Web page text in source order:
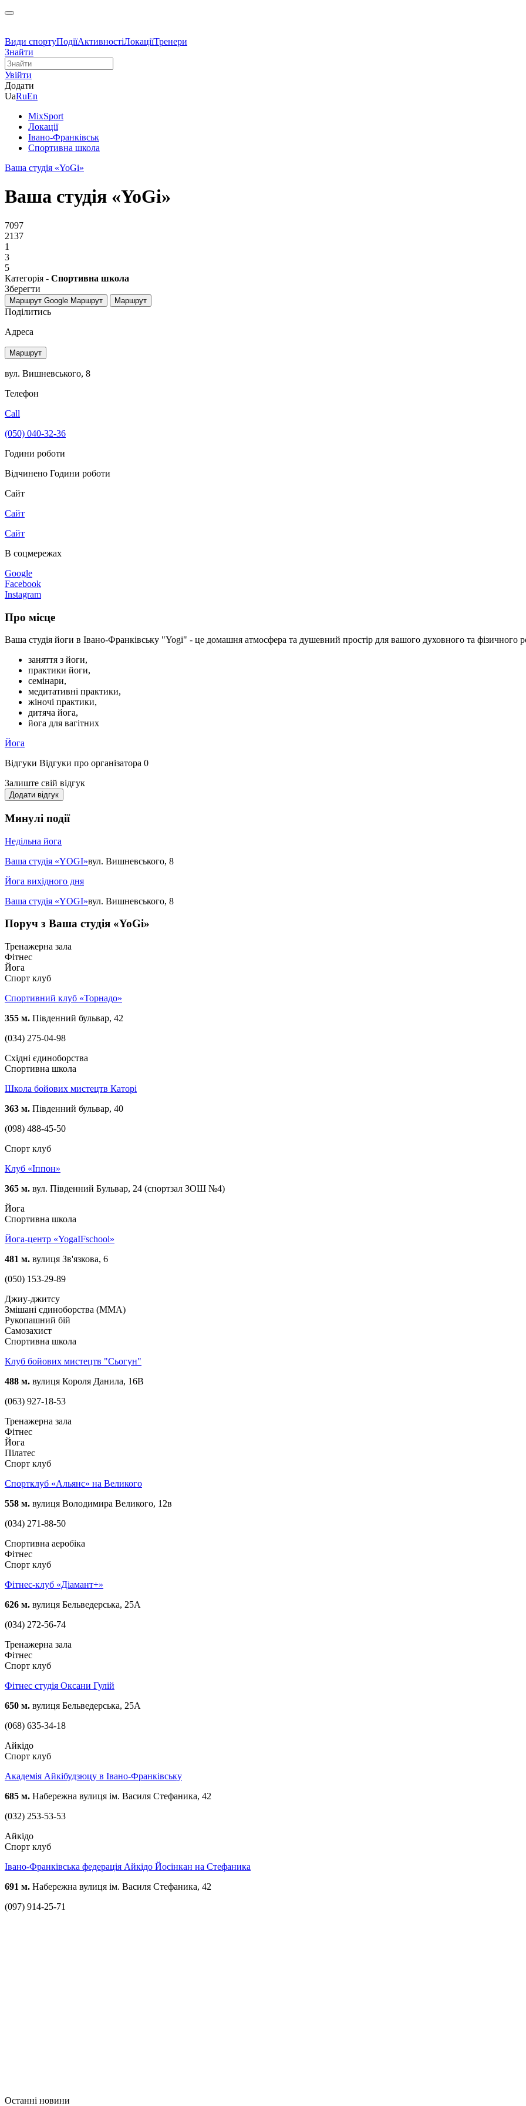
Види спортуПодіїАктивностіЛокаціїТренери
Знайти
Увійти
Додати
UaRuEn
MixSport
Локації
Івано-Франківськ
Спортивна школа
Ваша студія «YoGi»
Ваша студія «YoGi»
7097
2137
1
3
5
Категорія - Спортивна школа
Зберегти
Маршрут Google Маршрут Маршрут
Поділитись
Адреса
Маршрут
вул. Вишневського, 8
Телефон
Call
(050) 040-32-36
Години роботи
Відчинено Години роботи
Сайт
Сайт
Сайт
В соцмережах
Google
Facebook
Instagram
Про місце
Ваша студія йоги в Івано-Франківську "Yogi" - це домашня атмосфера та душевний простір для вашого духовного та фізичного
заняття з йоги,
практики йоги,
семінари,
медитативні практики,
жіночі практики,
дитяча йога,
йога для вагітних
Йога
Відгуки Відгуки про організатора 0
Залиште свій відгук
Додати відгук
Минулі події
Недільна йога
Ваша студія «YOGI»вул. Вишневського, 8
Йога вихідного дня
Ваша студія «YOGI»вул. Вишневського, 8
Поруч з Ваша студія «YoGi»
Тренажерна зала
Фітнес
Йога
Спорт клуб
Спортивний клуб «Торнадо»
355 м. Південний бульвар, 42
(034) 275-04-98
Східні єдиноборства
Спортивна школа
Школа бойових мистецтв Каторі
363 м. Південний бульвар, 40
(098) 488-45-50
Спорт клуб
Клуб «Iппон»
365 м. вул. Південний Бульвар, 24 (спортзал ЗОШ №4)
Йога
Спортивна школа
Йога-центр «YogaIFschool»
481 м. вулиця Зв'язкова, 6
(050) 153-29-89
Джиу-джитсу
Змішані єдиноборства (ММА)
Рукопашний бій
Самозахист
Спортивна школа
Клуб бойових мистецтв "Сьогун"
488 м. вулиця Короля Данила, 16В
(063) 927-18-53
Тренажерна зала
Фітнес
Йога
Пілатес
Спорт клуб
Спортклуб «Альянс» на Великого
558 м. вулиця Володимира Великого, 12в
(034) 271-88-50
Спортивна аеробіка
Фітнес
Спорт клуб
Фітнес-клуб «Діамант+»
626 м. вулиця Бельведерська, 25А
(034) 272-56-74
Тренажерна зала
Фітнес
Спорт клуб
Фітнес студія Оксани Гулій
650 м. вулиця Бельведерська, 25А
(068) 635-34-18
Айкідо
Спорт клуб
Академія Айкібудзюцу в Івано-Франківську
685 м. Набережна вулиця ім. Василя Стефаника, 42
(032) 253-53-53
Айкідо
Спорт клуб
Івано-Франківська федерація Айкідо Йосінкан на Стефаника
691 м. Набережна вулиця ім. Василя Стефаника, 42
(097) 914-25-71
Останні новини